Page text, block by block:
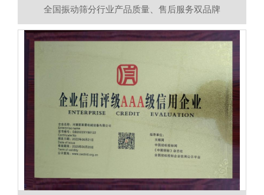
全国振动筛分行业产品质量、售后服务双品牌